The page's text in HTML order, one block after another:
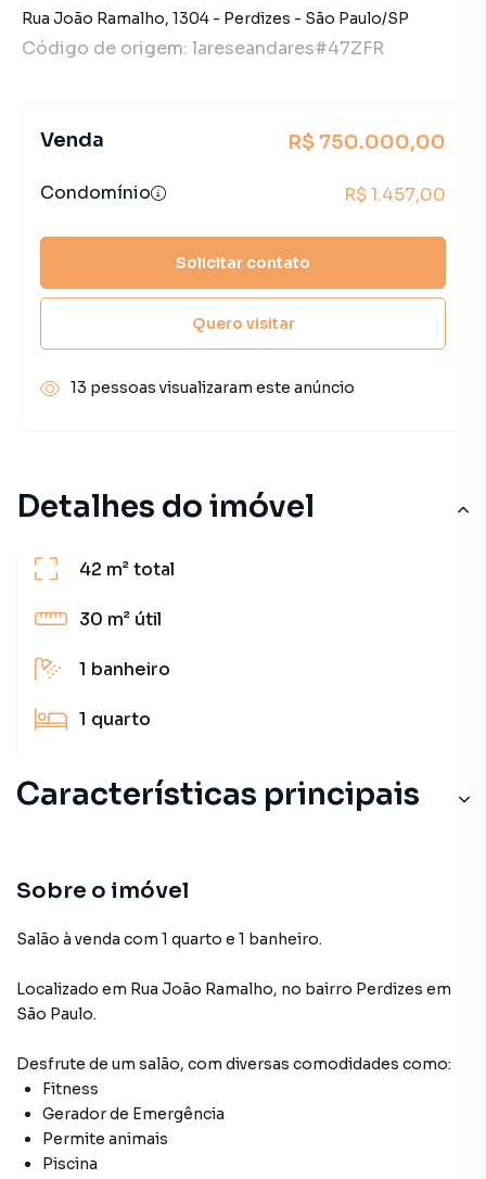
Detalhes do imóvel
42 m²total
30 m² útil
1 banheiro
1 quarto
Características principais
Sobre o imóvel
Salão à venda com 1 quarto e 1 banheiro.
Localizado em Rua João Ramalho, no bairro Perdizes em
São Paulo.
Desfrute de um salão, com diversas comodidades como:
Fitness
Gerador de Emergência
Permite animais
Piscina
Rua João Ramalho, 1304 - Perdizes - São Paulo/SP
Código de origem: lareseandares#47ZFR
Venda R$ 750.000,00
Condomínio R$ 1.457,00
Solicitar contato
Quero visitar
13 pessoas visualizaram este anúncio